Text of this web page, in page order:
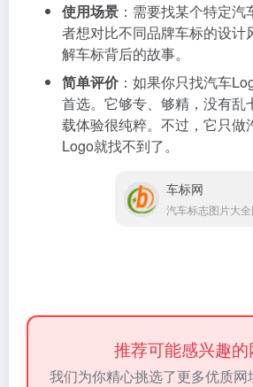
使用场景 ：需要找某个特定
者想对比不同品牌车标的设计
解车标背后的故事。
简单评价：如果你只找汽车
首选。它够专、够精，没有乱
载体验很纯粹。不过，它只做
Logo就找不到了。
车标网
汽车标志图片大
推荐可能感兴趣
我们为你精心挑选了更多优质